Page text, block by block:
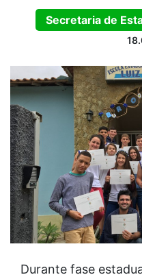
Secretaria de
Durante fase